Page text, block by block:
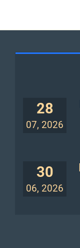
28
07, 2026
30
06, 2026